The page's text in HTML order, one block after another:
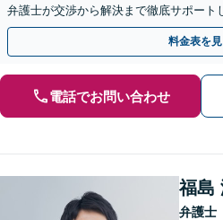
弁護士が交渉から解決まで徹底サポート
手金の返還保証もありますので安心して
料金表を
電話でお問い合わせ
福島
弁護士